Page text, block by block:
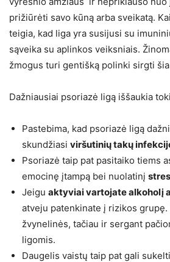
prižiūrėti savo kūną arba sveikatą.
teigia, kad liga yra susijusi su
sąveika su aplinkos veiksniais.
žmogus turi gentišką polinki sirgti
Dažniausiai psoriazė ligą iššaukia
Pastebima, kad psoriazė ligą
skundžiasi viršutinių takų
Psoriazė taip pat pasitaiko tiems
emocinę įtampą bei nuolatinį
Jeigu aktyviai vartojate alkoholį
atveju patenkinate į rizikos
žvynelinės, tačiau ir sergant
ligomis.
Daugelis vaistų taip pat gali